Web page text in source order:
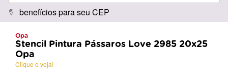
benefícios para seu CEP
Opa
Stencil Pintura Pássaros Love 2985 20x25
Opa
Clique e veja!